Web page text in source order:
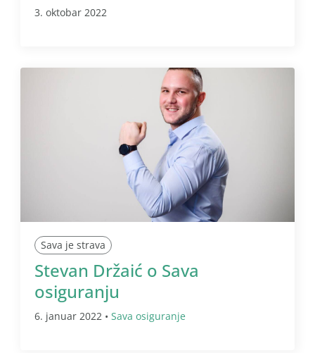
3. oktobar 2022
Sava je strava
Stevan Držaić o Sava
osiguranju
6. januar 2022 • Sava osiguranje